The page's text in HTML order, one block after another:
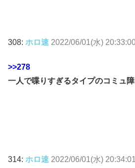
308: ホロ速 2022/06/01(水)
>>278
一人で喋りすぎるタイプのコミュ
314: ホロ速 2022/06/01(水)